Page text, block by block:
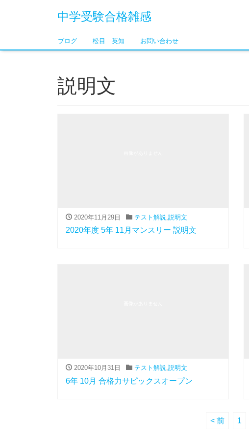
中学受験合格雑感
ブログ 松目 英知 お問い合わせ
説明文
2020年11月29日 テスト解説 説明文
2020年度 5年 11月マンスリー 説明文
2020年10月31日 テスト解説,説明文
6年 10月 合格力サピックスオープン
< 前 1